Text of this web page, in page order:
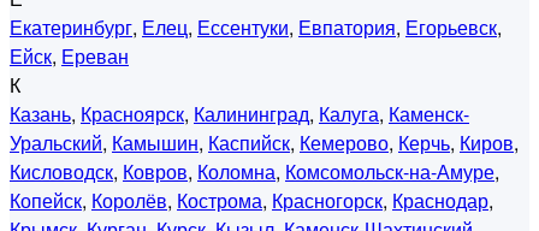
Екатеринбург, Елец, Ессентуки, Евпатория, Егорьевск,
Ейск, Ереван
К
Казань, Красноярск, Калининград, Калуга, Каменск-
Уральский, Камышин, Каспийск, Кемерово, Керчь, Киров,
Кисловодск, Ковров, Коломна, Комсомольск-на-Амуре,
Копейск, Королёв, Кострома, Красногорск, Краснодар,